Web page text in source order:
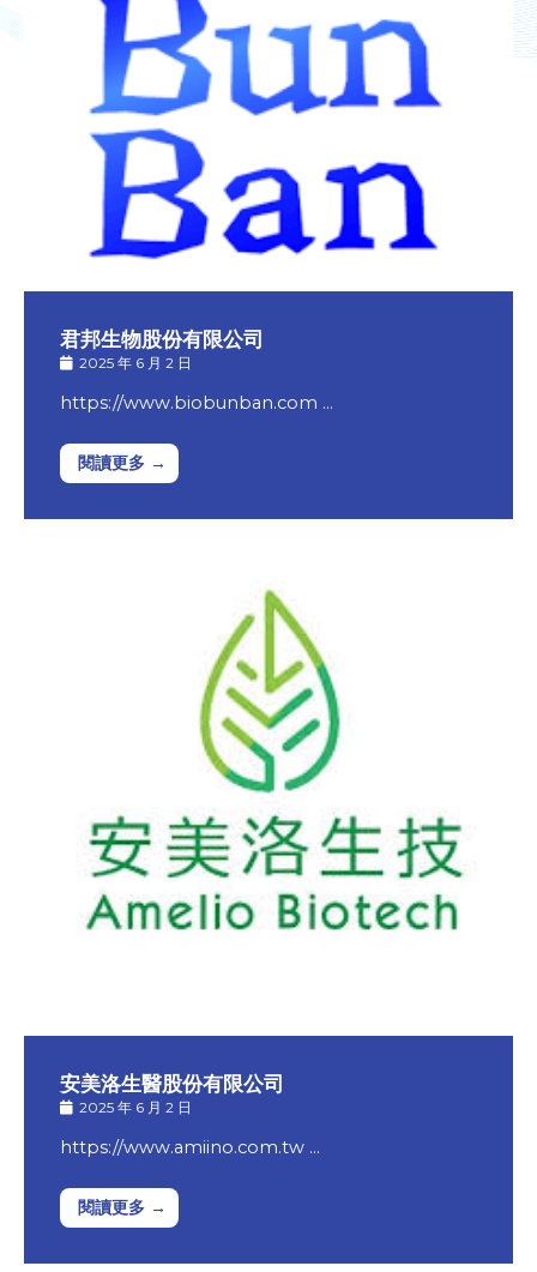
君邦生物股份有限公司
2025 年 6 月 2 日
https://www.biobunban.com …
閱讀更多 →
安美洛生醫股份有限公司
2025 年 6 月 2 日
https://www.amiino.com.tw …
閱讀更多 →